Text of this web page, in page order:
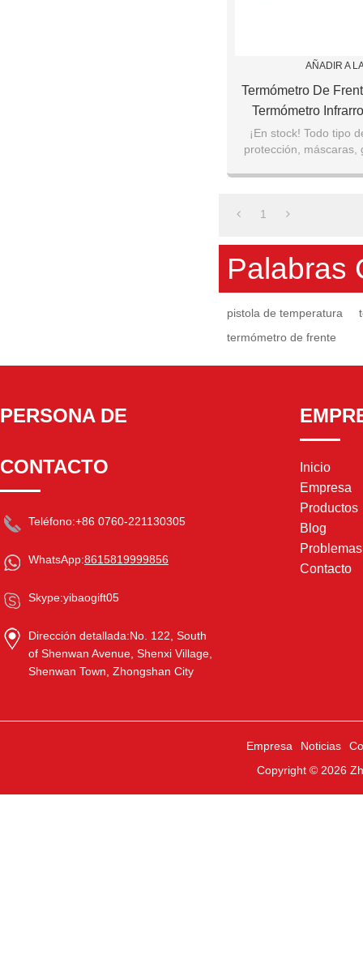
AÑADIR A
Termómetro De
Termómetro
Temperatura Para
Mano
¡En stock! Todo tipo
protección, máscaras,
etc.
1
Palabras
pistola de temperatura
termómetro de frente
PERSONA DE
CONTACTO
Teléfono:+86 0760-221130305
WhatsApp:8615819999856
Skype:yibaogift05
Dirección detallada:No. 122, South
of Shenwan Avenue, Shenxi Village,
Shenwan Town, Zhongshan City
Inicio
Empresa
Productos
Blog
Contacto
Empresa Noticias
Copyright © 2026